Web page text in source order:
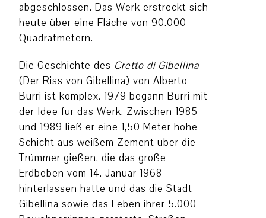
abgeschlossen. Das Werk erstreckt sich
heute über eine Fläche von 90.000
Quadratmetern.
Die Geschichte des Cretto di Gibellina
(Der Riss von Gibellina) von Alberto
Burri ist komplex. 1979 begann Burri mit
der Idee für das Werk. Zwischen 1985
und 1989 ließ er eine 1,50 Meter hohe
Schicht aus weißem Zement über die
Trümmer gießen, die das große
Erdbeben vom 14. Januar 1968
hinterlassen hatte und das die Stadt
Gibellina sowie das Leben ihrer 5.000